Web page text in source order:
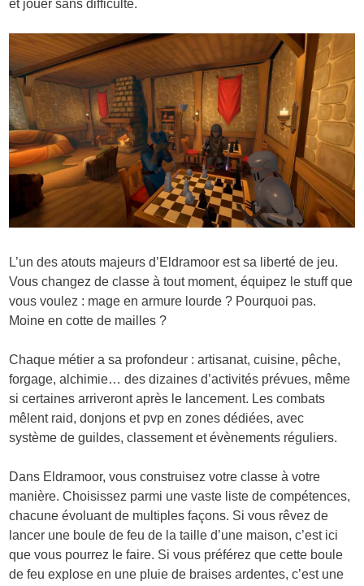
et jouer sans difficulté.
L’un des atouts majeurs d’Eldramoor est sa liberté de jeu.
Vous changez de classe à tout moment, équipez le stuff que
vous voulez : mage en armure lourde ? Pourquoi pas.
Moine en cotte de mailles ?
Chaque métier a sa profondeur : artisanat, cuisine, pêche,
forgage, alchimie… des dizaines d’activités prévues, même
si certaines arriveront après le lancement. Les combats
mêlent raid, donjons et pvp en zones dédiées, avec
système de guildes, classement et évènements réguliers.
Dans Eldramoor, vous construisez votre classe à votre
manière. Choisissez parmi une vaste liste de compétences,
chacune évoluant de multiples façons. Si vous rêvez de
lancer une boule de feu de la taille d’une maison, c’est ici
que vous pourrez le faire. Si vous préférez que cette boule
de feu explose en une pluie de braises ardentes, c’est une